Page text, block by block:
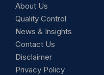
About Us
Quality Control
News & Insights
Contact Us
Disclaimer
Privacy Policy